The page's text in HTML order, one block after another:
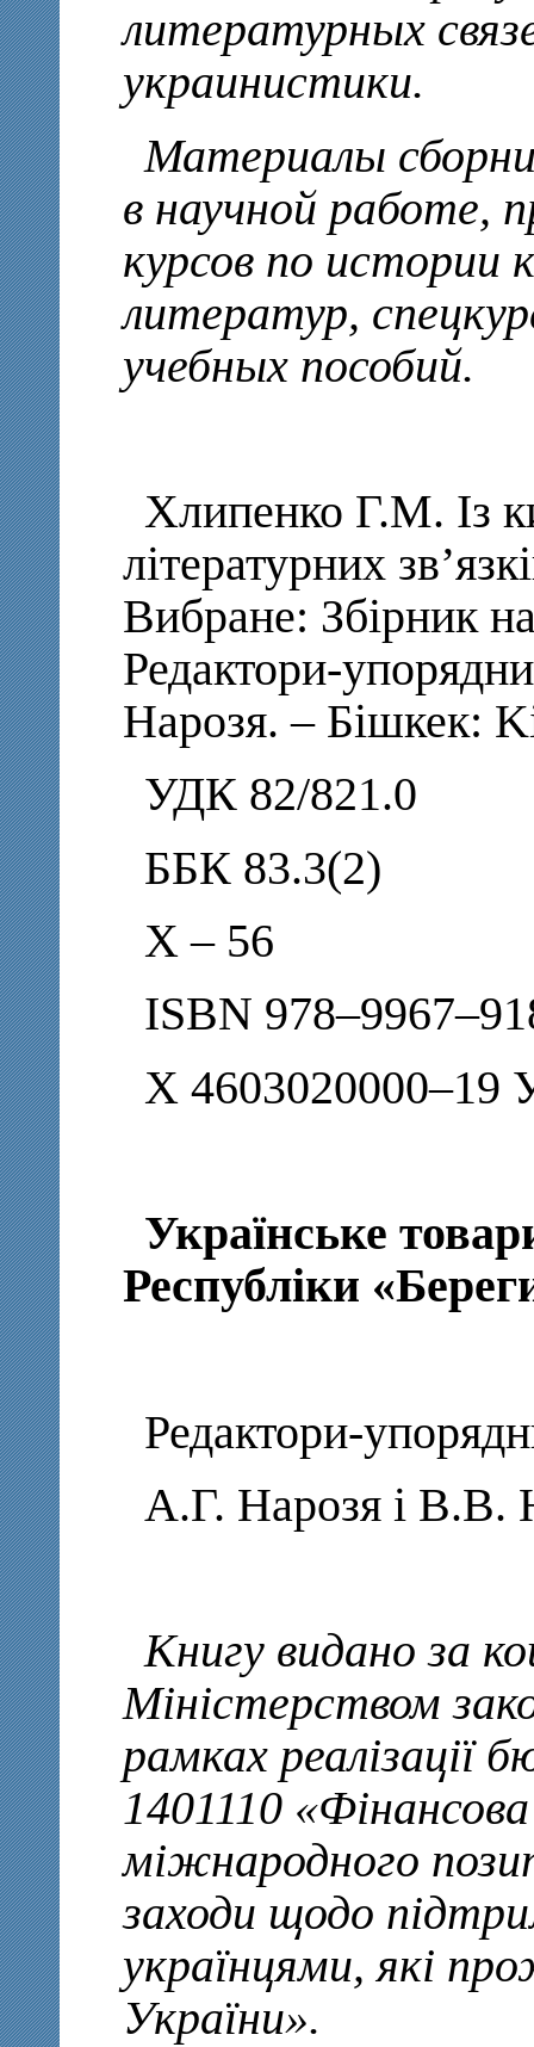
литературных
украинистики.
Материалы
в научной работе,
курсов по истории
литератур,
учебных пособий.
Хлипенко Г.М. Із
літературних
Вибране: Збірник
Редактори-
Нарозя. – Бішкек:
УДК 82/821.0
ББК 83.3(2)
Х – 56
ISBN
Х 4603020000–19
Українське
Республіки
Редактори-
А.Г. Нарозя і В.В.
Книгу видано за
Міністерством
рамках реалізації
1401110
міжнародного
заходи щодо
українцями, які
України».